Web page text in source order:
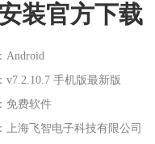
装官方下载
Android
v7.2.10.7 手机版最新版
免费软件
上海飞智电子科技有限公司